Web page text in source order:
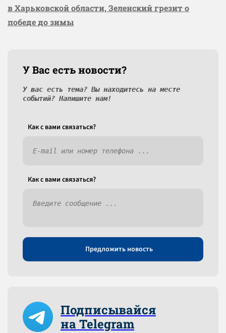
в Харьковской области, Зеленский грезит о
победе до зимы
У Вас есть новости?
У вас есть тема? Вы находитесь на месте
событий? Напишите нам!
Как c вами связаться?
Как c вами связаться?
Предложить новость
Подписывайся
на Telegram